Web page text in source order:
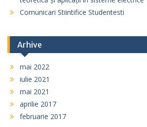
Comunicari Stiintifice Studentesti
Arhive
mai 2022
iulie 2021
mai 2021
aprilie 2017
februarie 2017